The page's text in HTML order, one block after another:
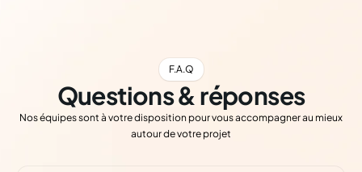
F.A.Q
Questions & réponses
Nos équipes sont à votre disposition pour vous accompagner au mieux
autour de votre projet